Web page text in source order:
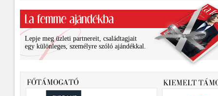
Lepje meg üzleti partnereit, családtagjait
egy különleges, személyre szóló ajándékkal.